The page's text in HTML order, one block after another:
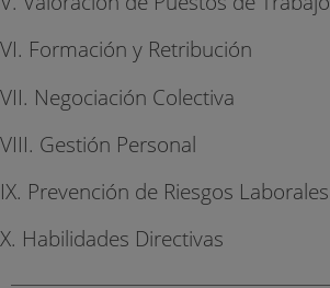
VI. Formación y Retribución
VII. Negociación Colectiva
VIII. Gestión Personal
IX. Prevención de Riesgos Laborales
X. Habilidades Directivas